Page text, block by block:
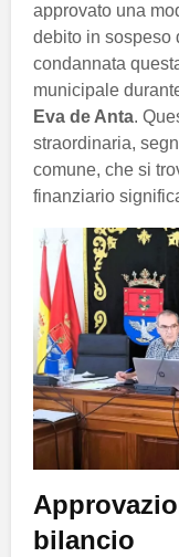
approvato una
debito in sospeso
condannata
municipale
Eva de Anta.
straordinaria,
comune, che si
finanziario
bilancio